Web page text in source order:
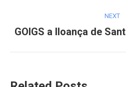
NEXT
Next
GOIGS a lloança de